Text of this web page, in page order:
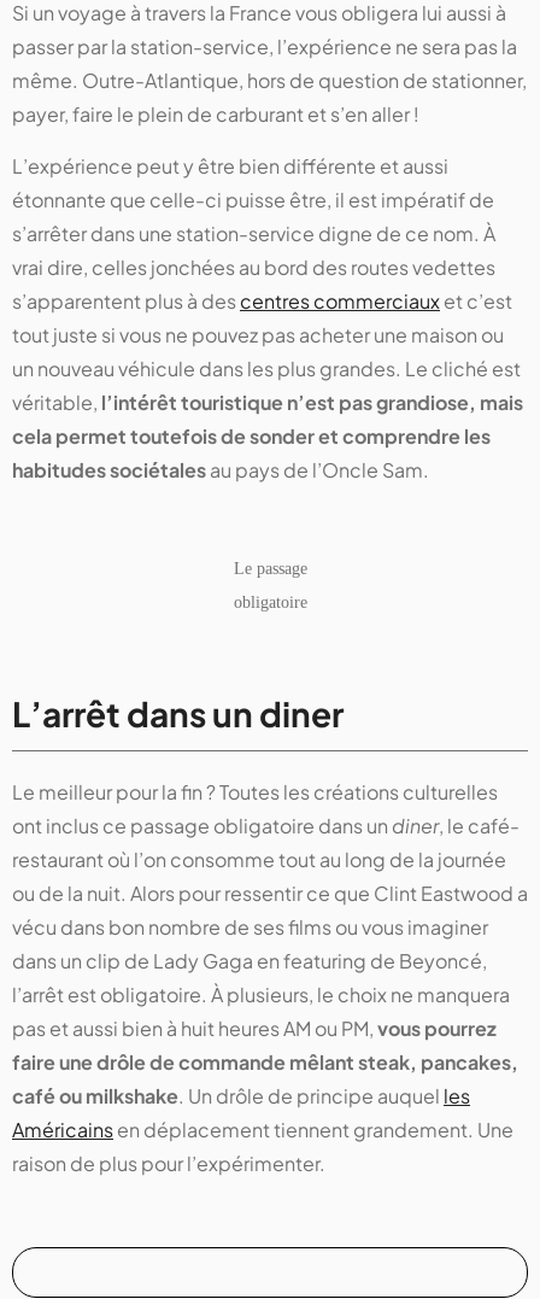
Si un voyage à travers la France vous obligera lui aussi à
passer par la station-service, l’expérience ne sera pas la
même. Outre-Atlantique, hors de question de stationner,
payer, faire le plein de carburant et s’en aller !
L’expérience peut y être bien différente et aussi
étonnante que celle-ci puisse être, il est impératif de
s’arrêter dans une station-service digne de ce nom. À
vrai dire, celles jonchées au bord des routes vedettes
s’apparentent plus à descentres commerciauxet c’est
tout juste si vous ne pouvez pas acheter une maison ou
un nouveau véhicule dans les plus grandes. Le cliché est
véritable, l’intérêt touristique n’est pas grandiose, mais
cela permet toutefois de sonder et comprendre les
habitudes sociétalesau pays de l’Oncle Sam.
Le passage
obligatoire
L’arrêt dans un diner
Le meilleur pour la fin ? Toutes les créations culturelles
ont inclus ce passage obligatoire dans un diner, le café-
restaurant où l’on consomme tout au long de la journée
ou de la nuit. Alors pour ressentir ce que Clint Eastwood a
vécu dans bon nombre de ses films ou vous imaginer
dans un clip de Lady Gaga en featuring de Beyoncé,
l’arrêt est obligatoire. À plusieurs, le choix ne manquera
pas et aussi bien à huit heures AM ou PM,vous pourrez
faire une drôle de commande mêlant steak, pancakes,
café ou milkshake. Un drôle de principe auquel les
Américainsen déplacement tiennent grandement. Une
raison de plus pour l’expérimenter.